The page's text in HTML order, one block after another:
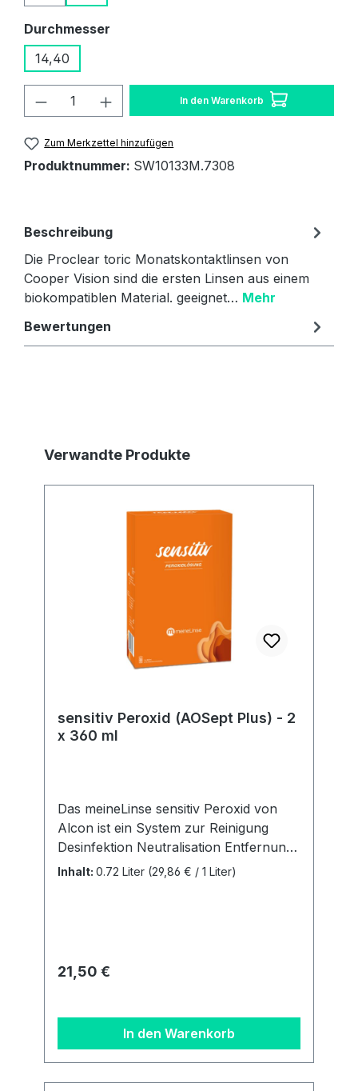
Durchmesser
14,40
Produkt Anzahl: Gib den
In den Warenkorb
Zum Merkzettel hinzufügen
Produktnummer: SW10133M.7308
Beschreibung
Die Proclear toric Monatskontaktlinsen von
Cooper Vision sind die ersten Linsen aus einem
biokompatiblen Material. geeignet… Mehr
Bewertungen
Produktgalerie überspringen
Verwandte Produkte
sensitiv Peroxid (AOSept Plus) - 2
x 360 ml
Das meineLinse sensitiv Peroxid von
Alcon ist ein System zur Reinigung
Desinfektion Neutralisation Entfernung
von Proteinen Aufbewahrung 100%
Behälter. Unser 3 Monatsbedarf
besteht aus 2 Flaschen á 360 ml + 1
Produktsicherheitsverordnung Als
verantwortungsbewusstes
Unternehmen legen wir großen Wert
Inhalt: 0.72 Liter (29,86 € / 1 Liter)
Regulärer Preis:
21,50 €
In den Warenkorb